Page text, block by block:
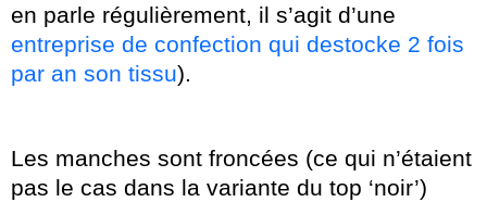
en parle régulièrement, il s’agit d’une
entreprise de confection qui destocke 2 fois
par an son tissu).
Les manches sont froncées (ce qui n’étaient
pas le cas dans la variante du top ‘noir’)